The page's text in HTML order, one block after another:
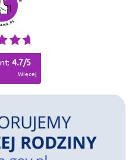
4.7/5
więcej